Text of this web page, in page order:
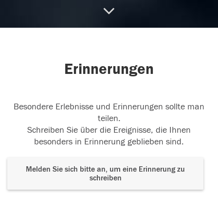
Erinnerungen
Besondere Erlebnisse und Erinnerungen sollte man
teilen.
Schreiben Sie über die Ereignisse, die Ihnen
besonders in Erinnerung geblieben sind.
Melden Sie sich bitte an, um eine Erinnerung zu
schreiben